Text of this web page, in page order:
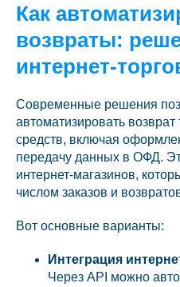
Как
возвраты:
интернет-
Современные решения
автоматизировать
средств, включая
передачу данных в ОФД.
интернет-магазинов,
числом заказов и
Вот основные варианты:
Интеграция
Через API можно